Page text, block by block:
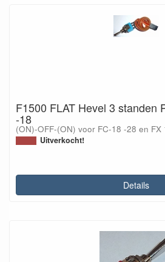
F1500 FLAT Hevel 3 standen
-18
(ON)-OFF-(ON) voor FC-18 -28 en FX
Uitverkocht!
Details